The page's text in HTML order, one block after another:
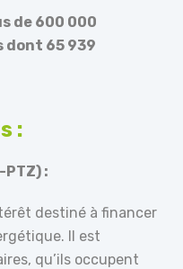
de 600 000
dont 65 939
:
:
destiné à financer
Il est
qu’ils occupent